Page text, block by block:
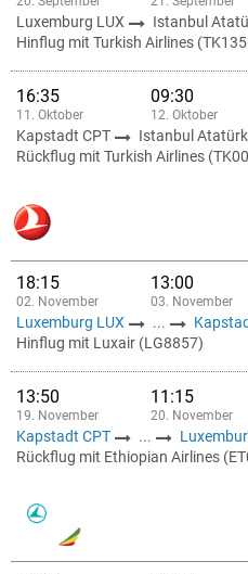
Luxemburg LUX Istanbul
Hinflug mit Turkish Airlines
16:35
11. Oktober
09:30
12. Oktober
Kapstadt CPT Istanbul
Rückflug mit Turkish Airlines
18:15
02. November
13:00
03. November
Luxemburg LUX ...
Hinflug mit Luxair (LG8857)
13:50
19. November
11:15
20. November
Kapstadt CPT ...
Rückflug mit Ethiopian Airlines